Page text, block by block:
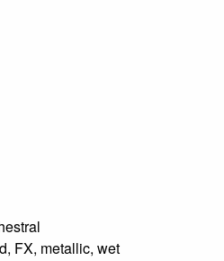
FX, metallic, wet